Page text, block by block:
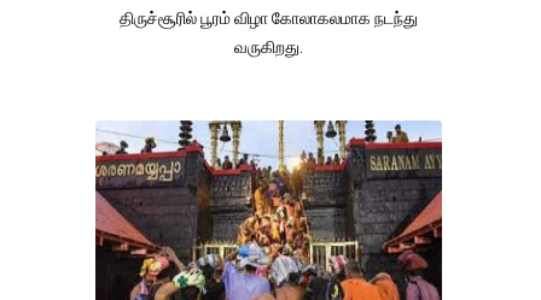
திருச்சூரில் பூரம் விழா கோலாகலமாக நடந்து
வருகிறது.